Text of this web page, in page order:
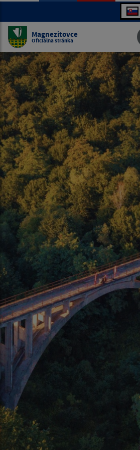
Magnezitovce
Oficiálna stránka